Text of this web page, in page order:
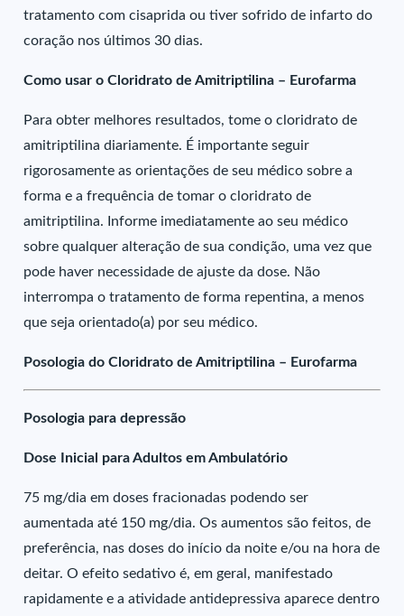
tratamento com cisaprida ou tiver sofrido de infarto do
coração nos últimos 30 dias.
Como usar o Cloridrato de Amitriptilina – Eurofarma
Para obter melhores resultados, tome o cloridrato de
amitriptilina diariamente. É importante seguir
rigorosamente as orientações de seu médico sobre a
forma e a frequência de tomar o cloridrato de
amitriptilina. Informe imediatamente ao seu médico
sobre qualquer alteração de sua condição, uma vez que
pode haver necessidade de ajuste da dose. Não
interrompa o tratamento de forma repentina, a menos
que seja orientado(a) por seu médico.
Posologia do Cloridrato de Amitriptilina – Eurofarma
Posologia para depressão
Dose Inicial para Adultos em Ambulatório
75 mg/dia em doses fracionadas podendo ser
aumentada até 150 mg/dia. Os aumentos são feitos, de
preferência, nas doses do início da noite e/ou na hora de
deitar. O efeito sedativo é, em geral, manifestado
rapidamente e a atividade antidepressiva aparece dentro